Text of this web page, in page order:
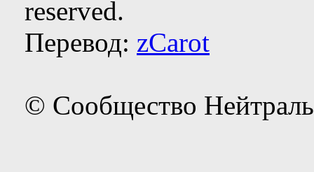
reserved.
Перевод: zCarot
© Сообщество